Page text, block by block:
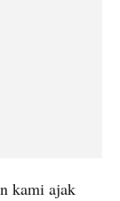
kami ajak